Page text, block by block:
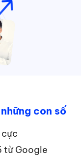
con số
cực
từ Google